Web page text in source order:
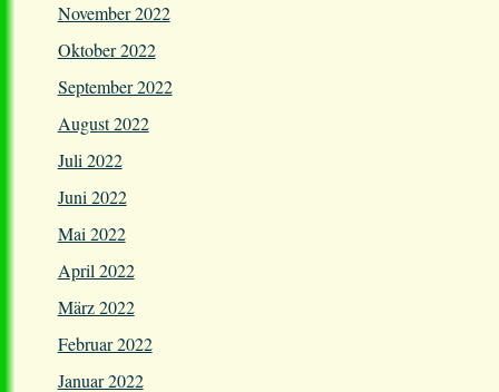
November 2022
Oktober 2022
September 2022
August 2022
Juli 2022
Juni 2022
Mai 2022
April 2022
März 2022
Februar 2022
Januar 2022